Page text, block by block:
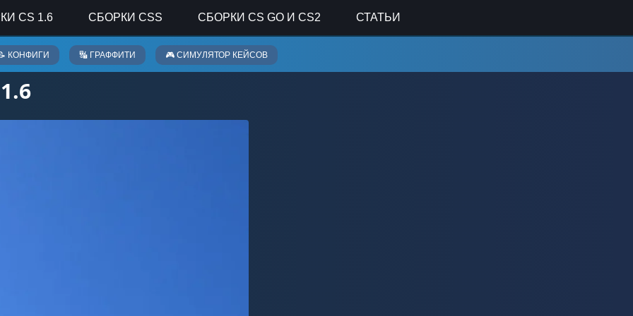
CS 1.6 СБОРКИ CSS СБОРКИ CS GO И CS2 СТАТЬИ
КОНФИГИ 🔣 ГРАФФИТИ 🎮 СИМУЛЯТОР КЕЙСОВ